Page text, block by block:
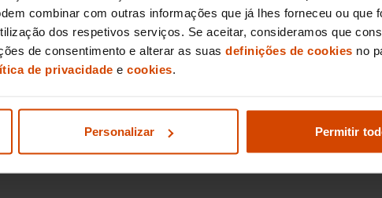
combinar com outras informações que já lhes forneceu ou que
dos respetivos serviços. Se aceitar, consideramos que
de consentimento e alterar as suas definições de cookies no
de privacidade e cookies.
Personalizar Permitir
minucioso, assegurando que o nosso stock mantém
e o mercado de usados em Espanha oferece uma
para um
Jaguar Sedan usado situam-se entre 25.000€ e
é sinónimo de qualidade e sofisticação, sendo uma